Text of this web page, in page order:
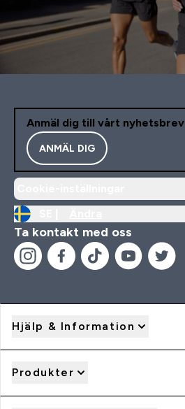
Anmäl dig till vårt nyhetsbrev
ANMÄL DIG
Ta kontakt med oss
Hjälp & Information
Produkter